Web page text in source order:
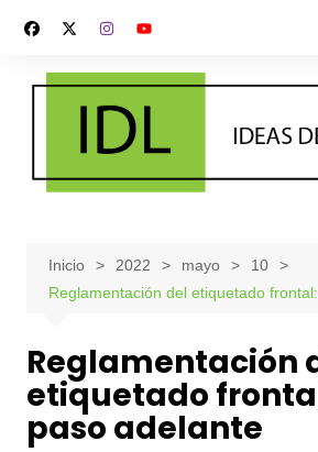
contenido
Inicio 2022 mayo
10
Reglamentación del etiquetado
Reglamentación
etiquetado
paso adelante